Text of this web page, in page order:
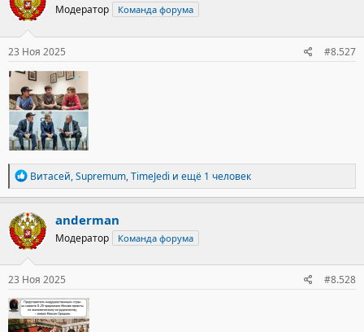
Модератор Команда форума
23 Ноя 2025 #8.527
Р
е
а
к
ц
и
и
:
Витасей,Supremum,TimeJedi и ещё 1 человек
anderman
Модератор Команда форума
23 Ноя 2025 #8.528